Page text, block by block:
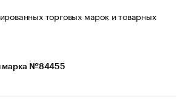
торговых марок и товарных
марка №84455